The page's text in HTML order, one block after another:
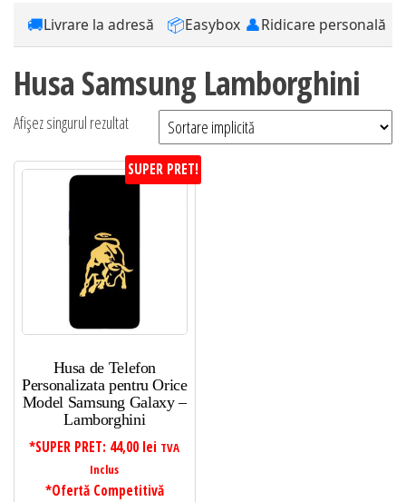
🚚Livrare la adresă 📦Easybox 👤Ridicare personală
Husa Samsung Lamborghini
Afișez singurul rezultat
SUPER PRET!
Husa de Telefon
Personalizata pentru Orice
Model Samsung Galaxy –
Lamborghini
*SUPER PRET: 44,00 lei TVA
Inclus
*Ofertă Competitivă